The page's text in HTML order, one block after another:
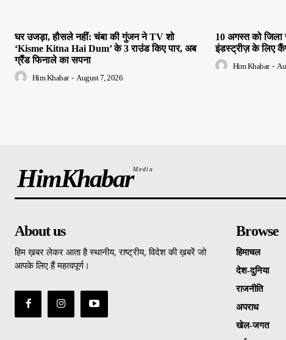
घर उजड़ा, हौसले नहीं: चंबा की गुंजन ने TV शो
‘Kisme Kitna Hai Dum’ के 3 राउंड किए पार, अब
ग्रैंड फिनाले का सपना
Him Khabar - August 7, 2026
10 अगस्त को जिला
इंडस्ट्रीज़ के लिए
Him Khabar -
HimKhabarMedia
About us
हिम ख़बर लेकर आता है स्थानीय, राष्ट्रीय, विदेश की ख़बरें जो
आपके लिए हैं महत्वपूर्ण।
Browse
हिमाचल
देश-दुनिया
राजनीति
अपराध
खेल-जगत